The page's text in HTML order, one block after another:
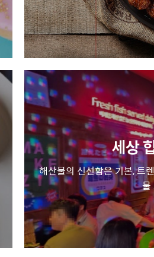
세상
해산물의 신선함은 기본, 트
물